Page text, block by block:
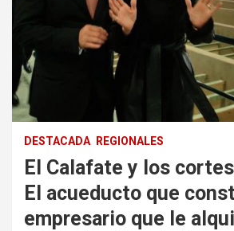
DESTACADA REGIONALES
El Calafate y los
El acueducto que
empresario que le